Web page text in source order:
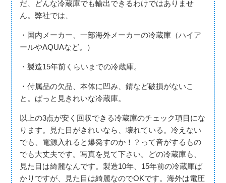
だ、どんな冷蔵庫でも輸出できるわけではありませ
ん。弊社では、
・国内メーカー、一部海外メーカーの冷蔵庫（ハイア
ールやAQUAなど。）
・製造15年前くらいまでの冷蔵庫。
・付属品の欠品、本体に凹み、錆など破損がないこ
と。ぱっと見きれいな冷蔵庫。
以上の3点が安く回収できる冷蔵庫のチェック項目にな
ります。見た目がきれいなら、壊れている。冷えない
でも、電源入れると爆発すのか！？って音がするもの
でも大丈夫です。写真を見て下さい。どの冷蔵庫も、
見た目は綺麗なんです。製造10年、15年前の冷蔵庫ば
かりですが、見た目は綺麗なのでOKです。海外は電圧